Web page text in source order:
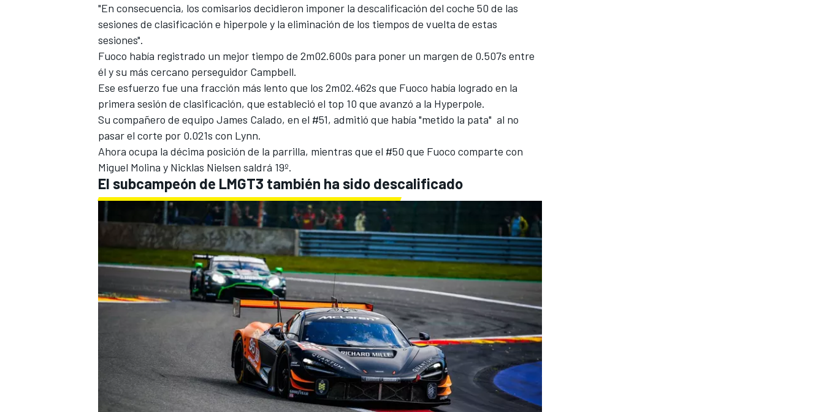
WRC
"En consecuencia, los comisarios decidieron imponer la descalificación del coche 50 de las
sesiones de clasificación e hiperpole y la eliminación de los tiempos de vuelta de estas
sesiones".
Fuoco había registrado un mejor tiempo de 2m02.600s para poner un margen de 0.507s entre
él y su más cercano perseguidor Campbell.
Ese esfuerzo fue una fracción más lento que los 2m02.462s que Fuoco había logrado en la
primera sesión de clasificación, que estableció el top 10 que avanzó a la Hyperpole.
Su compañero de equipo James Calado, en el #51, admitió que había "metido la pata" al no
pasar el corte por 0.021s con Lynn.
Ahora ocupa la décima posición de la parrilla, mientras que el #50 que Fuoco comparte con
Miguel Molina y Nicklas Nielsen saldrá 19º.
El subcampeón de LMGT3 también ha sido descalificado